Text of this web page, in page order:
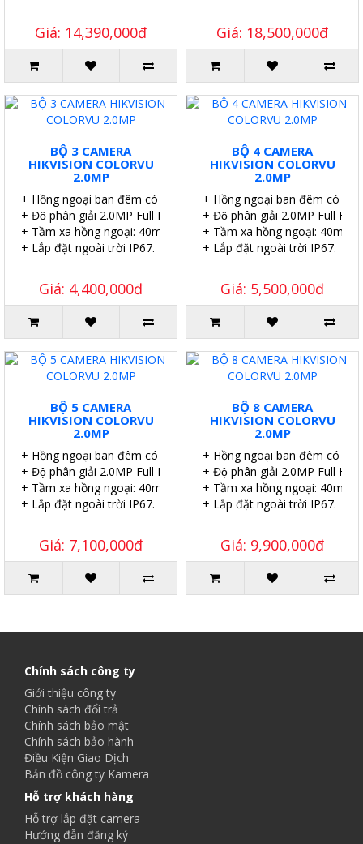
Giá: 14,390,000đ Giá: 18,500,000đ
BỘ 3 CAMERA
HIKVISION COLORVU
2.0MP
+ Hồng ngoại ban đêm có màu.
+ Độ phân giải 2.0MP Full HD.
+ Tầm xa hồng ngoại: 40m.
+ Lắp đặt ngoài trời IP67.
Giá: 4,400,000đ
BỘ 4 CAMERA
HIKVISION COLORVU
2.0MP
+ Hồng ngoại ban đêm có
+ Độ phân giải 2.0MP Full HD.
+ Tầm xa hồng ngoại: 40m.
+ Lắp đặt ngoài trời IP67.
Giá: 5,500,000đ
BỘ 5 CAMERA
HIKVISION COLORVU
2.0MP
+ Hồng ngoại ban đêm có màu.
+ Độ phân giải 2.0MP Full HD.
+ Tầm xa hồng ngoại: 40m.
+ Lắp đặt ngoài trời IP67.
Giá: 7,100,000đ
BỘ 8 CAMERA
HIKVISION COLORVU
2.0MP
+ Hồng ngoại ban đêm có
+ Độ phân giải 2.0MP Full HD.
+ Tầm xa hồng ngoại: 40m.
+ Lắp đặt ngoài trời IP67.
Giá: 9,900,000đ
Chính sách công ty
Giới thiệu công ty
Chính sách đổi trả
Chính sách bảo mật
Chính sách bảo hành
Điều Kiện Giao Dịch
Bản đồ công ty Kamera
Hỗ trợ khách hàng
Hỗ trợ lắp đặt camera
Hướng đẫn đăng ký